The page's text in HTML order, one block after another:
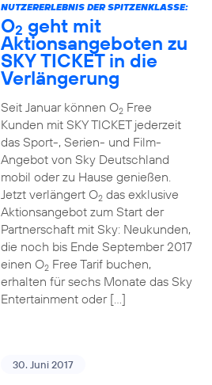
NUTZERERLEBNIS DER SPITZENKLASSE:
O2 geht mit
Aktionsangeboten zu
SKY TICKET in die
Verlängerung
Seit Januar können O2Free
Kunden mit SKY TICKET jederzeit
das Sport-, Serien- und Film-
Angebot von Sky Deutschland
mobil oder zu Hause genießen.
Jetzt verlängert O2das exklusive
Aktionsangebot zum Start der
Partnerschaft mit Sky: Neukunden,
die noch bis Ende September 2017
einen O2Free Tarif buchen,
erhalten für sechs Monate das Sky
Entertainment oder […]
30. Juni 2017